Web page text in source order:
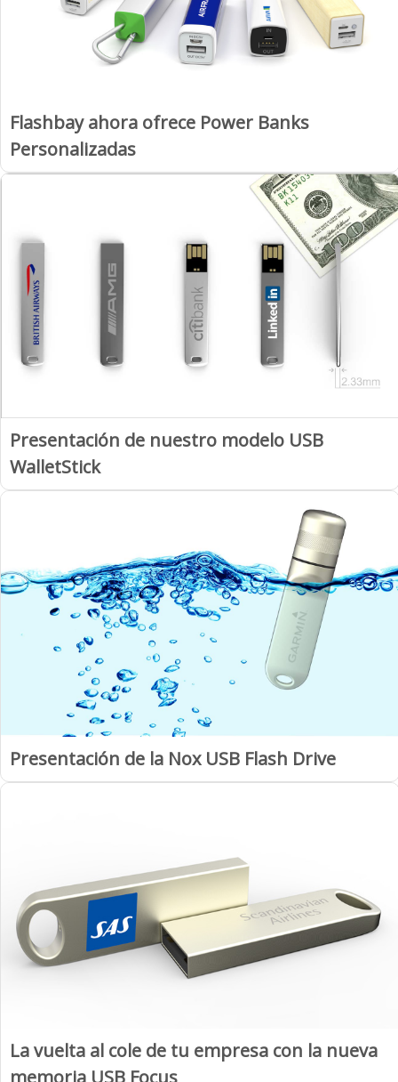
Flashbay ahora ofrece Power Banks
Personalizadas
Presentación de nuestro modelo USB
WalletStick
Presentación de la Nox USB Flash Drive
La vuelta al cole de tu empresa con la nueva
memoria USB Focus